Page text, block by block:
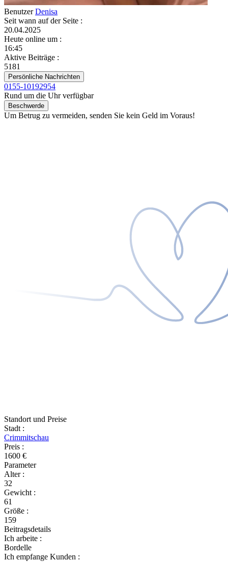
BenutzerDenisa
Seit wann auf der Seite :
20.04.2025
Heute online um :
16:45
Aktive Beiträge :
5181
Persönliche Nachrichten
0155-10192954
Rund um die Uhr verfügbar
Beschwerde
Um Betrug zu vermeiden, senden Sie kein Geld im Voraus!
Standort und Preise
Stadt :
Crimmitschau
Preis :
1600 €
Parameter
Alter :
32
Gewicht :
61
Größe :
159
Beitragsdetails
Ich arbeite :
Bordelle
Ich empfange Kunden :